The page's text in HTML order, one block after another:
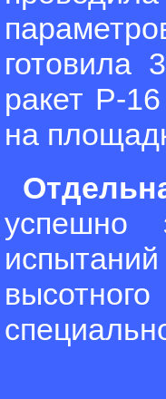
готовила
ракет Р-
на
успешно